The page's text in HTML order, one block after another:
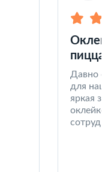
пицца
Давно
для
яркая
оклейке